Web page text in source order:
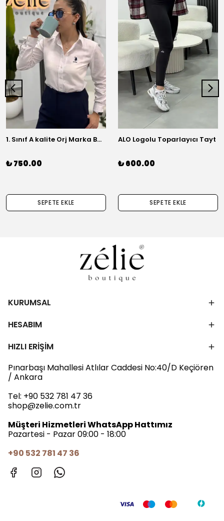
1. Sınıf A kalite Orj Marka Basic Gömlek
₺ 750.00
SEPETE EKLE
ALO Logolu Toparlayıcı Tayt
₺ 600.00
SEPETE EKLE
KURUMSAL
HESABIM
HIZLI ERİŞİM
Pınarbaşı Mahallesi Atlılar Caddesi No:40/D Keçiören
/ Ankara
Tel: +90 532 781 47 36
shop@zelie.com.tr
Müşteri Hizmetleri WhatsApp Hattımız
Pazartesi - Pazar 09:00 - 18:00
+90 532 781 47 36